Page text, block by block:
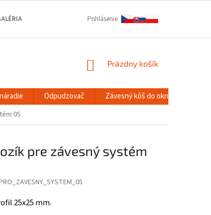
Prihlásenie
NÁKUPNÝ
Prázdny košík
Odpudzovač Závesný kôš do okna
05
pre závesný systém
25x25 mm.